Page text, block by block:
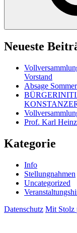
Neueste
Vorstand
Absage
Prof. Karl
Kategorie
Info
Stellungnahmen
Uncategorized
Datenschutz Mit Stolz